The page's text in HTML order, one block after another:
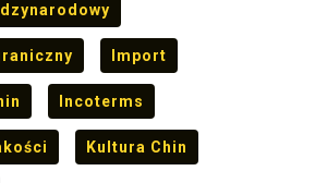
Import
Incoterms
Kultura Chin